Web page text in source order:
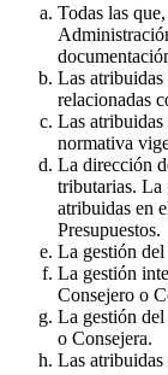
Todas las
Las atribuidas
relacionadas
Las atribuidas
normativa
La dirección
tributarias. La
atribuidas en
Presupuestos.
La gestión
La gestión
Consejero o
La gestión del
o Consejera.
Las